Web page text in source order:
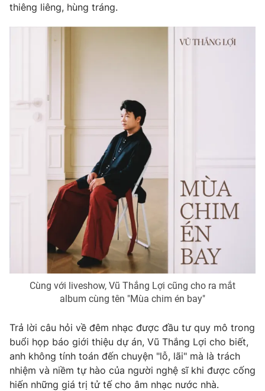
Tổng Biên tập:Vũ Thanh Thủy
Phó Tổng Biên tập:Nguyễn Thị Mỹ Hạnh, Phạm Quốc Thắng,
Nguyễn Trọng Ninh
Liên hệ quảng cáo:
024-7300.7108
® Cấm sao chép dưới mọi hình thức nếu không có sự chấp
thuận bằng văn bản. Ghi rõ nguồn VTV.vn khi phát hành lại
thông tin từ website này.
thiêng liêng, hùng tráng.
Cùng với liveshow, Vũ Thắng Lợi cũng cho ra mắt
album cùng tên "Mùa chim én bay"
Trả lời câu hỏi về đêm nhạc được đầu tư quy mô trong
buổi họp báo giới thiệu dự án, Vũ Thắng Lợi cho biết,
anh không tính toán đến chuyện "lỗ, lãi" mà là trách
nhiệm và niềm tự hào của người nghệ sĩ khi được cống
hiến những giá trị tử tế cho âm nhạc nước nhà.